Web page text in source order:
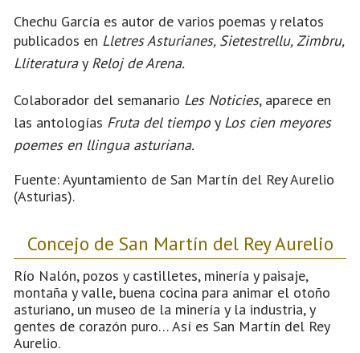
Chechu García es autor de varios poemas y relatos
publicados en Lletres Asturianes, Sietestrellu, Zimbru,
Lliteraturay Reloj de Arena.
Colaborador del semanario Les Noticies, aparece en
las antologías Fruta del tiempoy Los cien meyores
poemes en llingua asturiana.
Fuente: Ayuntamiento de San Martín del Rey Aurelio
(Asturias).
Concejo de San Martín del Rey Aurelio
Río Nalón, pozos y castilletes, minería y paisaje,
montaña y valle, buena cocina para animar el otoño
asturiano, un museo de la minería y la industria, y
gentes de corazón puro… Así es San Martín del Rey
Aurelio.